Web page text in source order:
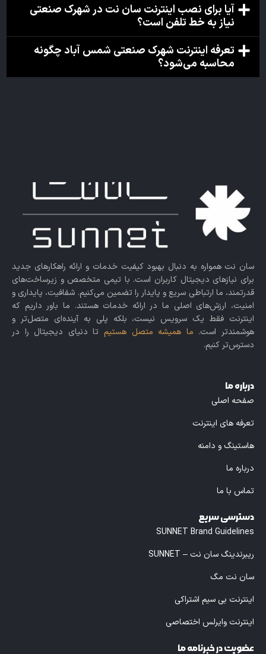
آیا برای نصب اینترنت سان نت در شهرک صنعتی
نیاز به خط تلفن است؟
تعرفه اینترنت شهرک صنعتی شمس آباد چگونه
محاسبه می‌شود؟
سان نت همواره به دنبال بهبود کیفیت خدمات و ارائه راهکارهای جدید
برای نیازهای دیجیتال کاربران است. با تیمی متخصص و زیرساخت‌های
قدرتمند، ما ارتباطی سریع و پایدار را تضمین می‌کنیم. شفافیت، پایداری و
امنیت، ارزش‌های اصلی ما در ارائه خدمات هستند. ما باور داریم که
اینترنت فقط یک سرویس نیست، بلکه پلی به آینده‌ای متصل‌تر و
هوشمندتر است. ما همیشه متصل هستیم تا دنیای دیجیتال را در
دسترس‌تر کنیم.
درباره ما
صفحه اصلی
تعرفه های اینترنت
هاستینگ و دامنه
درباره ما
تماس با ما
دسترسی سریع
SUNNET Brand Guidelines
ریبرندینگ سان نت – SUNNET
سان نت مگ
اینترنت بی سیم اشتراکی
اینترنت وایرلس اختصاصی
عضویت در خبرنامه ما